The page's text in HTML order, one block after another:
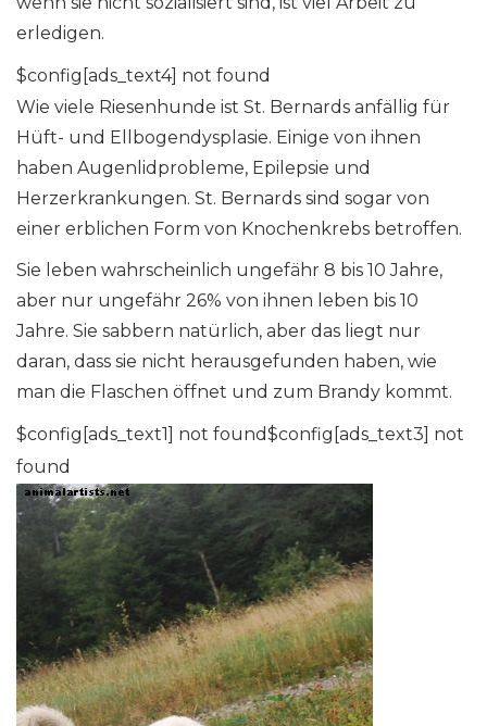
erledigen.
$config[ads_text4] not found
Wie viele Riesenhunde ist St. Bernards anfällig für
Hüft- und Ellbogendysplasie. Einige von ihnen
haben Augenlidprobleme, Epilepsie und
Herzerkrankungen. St. Bernards sind sogar von
einer erblichen Form von Knochenkrebs betroffen.
Sie leben wahrscheinlich ungefähr 8 bis 10 Jahre,
aber nur ungefähr 26% von ihnen leben bis 10
Jahre. Sie sabbern natürlich, aber das liegt nur
daran, dass sie nicht herausgefunden haben, wie
man die Flaschen öffnet und zum Brandy kommt.
$config[ads_text1] not found$config[ads_text3] not
found